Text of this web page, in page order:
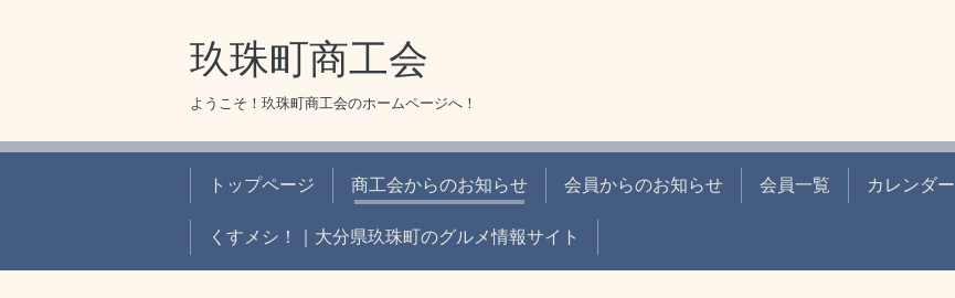
玖珠町商工会
ようこそ！玖珠町商工会のホームページへ！
トップページ 商工会からのお知らせ 会員からのお知らせ 会員一覧 カレンダー
くすメシ！｜大分県玖珠町のグルメ情報サイト